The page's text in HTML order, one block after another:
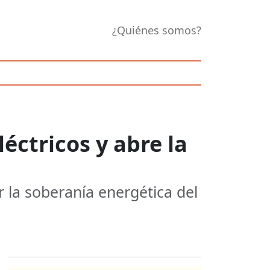
¿Quiénes somos?
y abre la
soberanía energética del